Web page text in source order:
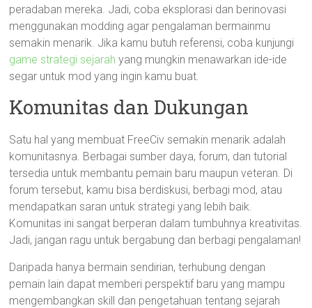
peradaban mereka. Jadi, coba eksplorasi dan berinovasi
menggunakan modding agar pengalaman bermainmu
semakin menarik. Jika kamu butuh referensi, coba kunjungi
game strategi sejarah yang mungkin menawarkan ide-ide
segar untuk mod yang ingin kamu buat.
Komunitas dan Dukungan
Satu hal yang membuat FreeCiv semakin menarik adalah
komunitasnya. Berbagai sumber daya, forum, dan tutorial
tersedia untuk membantu pemain baru maupun veteran. Di
forum tersebut, kamu bisa berdiskusi, berbagi mod, atau
mendapatkan saran untuk strategi yang lebih baik.
Komunitas ini sangat berperan dalam tumbuhnya kreativitas.
Jadi, jangan ragu untuk bergabung dan berbagi pengalaman!
Daripada hanya bermain sendirian, terhubung dengan
pemain lain dapat memberi perspektif baru yang mampu
mengembangkan skill dan pengetahuan tentang sejarah